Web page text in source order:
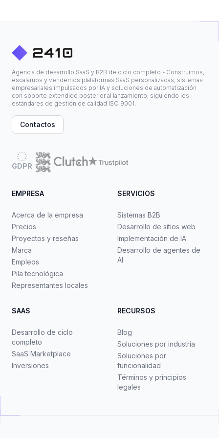
Agencia de desarrollo SaaS y B2B de ciclo completo - Construimos,
escalamos y vendemos plataformas SaaS personalizadas, sistemas
empresariales impulsados por IA y soluciones de automatización
con soporte extendido posterior al lanzamiento, siguiendo los
estándares de gestión de calidad ISO 9001.
Contactos
GDPR
EMPRESA
Acerca de la empresa
Precios
Proyectos y reseñas
Marca
Empleos
Pila tecnológica
Representantes locales
SERVICIOS
Sistemas B2B
Desarrollo de sitios web
Implementación de IA
Desarrollo de agentes de
AI
SAAS
Desarrollo de ciclo
completo
SaaS Marketplace
Inversiones
RECURSOS
Blog
Soluciones por industria
Soluciones por
funcionalidad
Términos y principios
legales